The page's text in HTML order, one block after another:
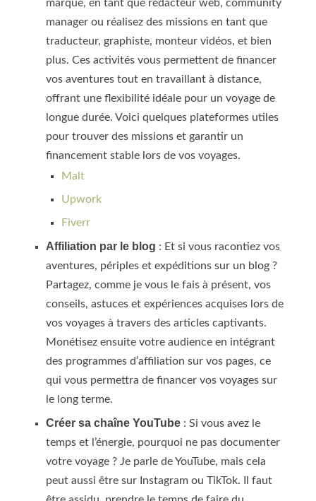
marque, en tant que rédacteur web, community
manager ou réalisez des missions en tant que
traducteur, graphiste, monteur vidéos, et bien
plus. Ces activités vous permettent de financer
vos aventures tout en travaillant à distance,
offrant une flexibilité idéale pour un voyage de
longue durée. Voici quelques plateformes utiles
pour trouver des missions et garantir un
financement stable lors de vos voyages.
Malt
Upwork
Fiverr
Affiliation par le blog : Et si vous racontiez vos
aventures, périples et expéditions sur un blog ?
Partagez, comme je vous le fais à présent, vos
conseils, astuces et expériences acquises lors de
vos voyages à travers des articles captivants.
Monétisez ensuite votre audience en intégrant
des programmes d’affiliation sur vos pages, ce
qui vous permettra de financer vos voyages sur
le long terme.
Créer sa chaîne YouTube : Si vous avez le
temps et l’énergie, pourquoi ne pas documenter
votre voyage ? Je parle de YouTube, mais cela
peut aussi être sur Instagram ou TikTok. Il faut